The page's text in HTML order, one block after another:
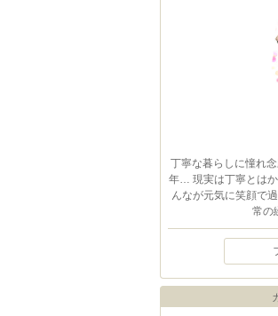
丁寧な暮らしに憧れ
年… 現実は丁寧とは
んなが元気に笑顔で
常の